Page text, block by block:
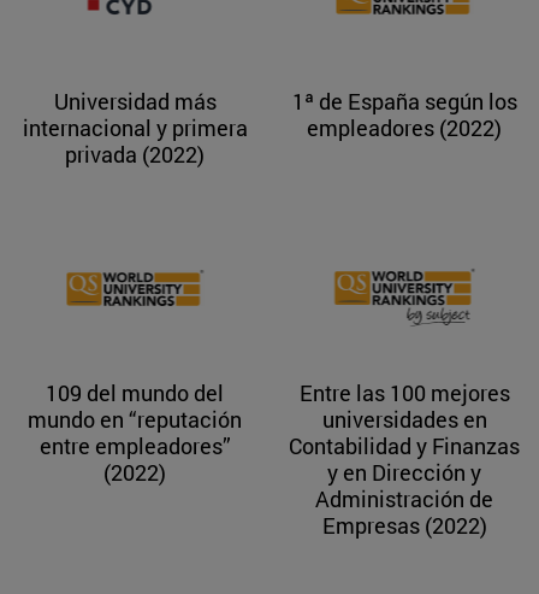
Universidad más
internacional y primera
privada (2022)
1ª de España según los
empleadores (2022)
109 del mundo del
mundo en “reputación
entre empleadores”
(2022)
Entre las 100 mejores
universidades en
Contabilidad y Finanzas
y en Dirección y
Administración de
Empresas (2022)